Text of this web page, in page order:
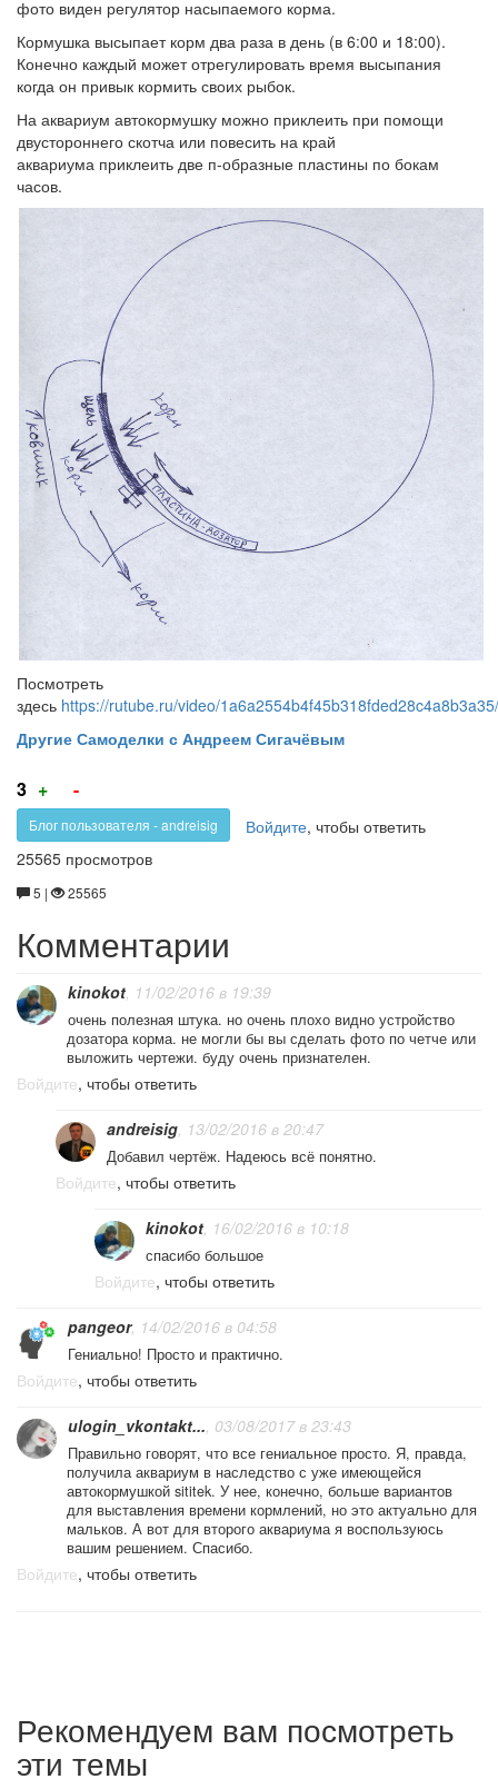
фото виден регулятор насыпаемого корма.
Кормушка высыпает корм два раза в день (в 6:00 и 18:00).
Конечно каждый может отрегулировать время высыпания
когда он привык кормить своих рыбок.
На аквариум автокормушку можно приклеить при помощи
двустороннего скотча или повесить на край
аквариума приклеить две п-образные пластины по бокам
часов.
Посмотреть
здесь https://rutube.ru/video/1a6a2554b4f45b318fded28c4a8b3a35/
Другие Самоделки с Андреем Сигачёвым
3 +
за!
-
против!
Блог пользователя - andreisig Войдите, чтобы ответить
25565 просмотров
5 | 25565
Комментарии
kinokot, 11/02/2016 в 19:39
очень полезная штука. но очень плохо видно устройство
дозатора корма. не могли бы вы сделать фото по четче или
выложить чертежи. буду очень признателен.
Войдите, чтобы ответить
andreisig, 13/02/2016 в 20:47
Добавил чертёж. Надеюсь всё понятно.
Войдите, чтобы ответить
kinokot, 16/02/2016 в 10:18
спасибо большое
Войдите, чтобы ответить
pangeor, 14/02/2016 в 04:58
Гениально! Просто и практично.
Войдите, чтобы ответить
ulogin_vkontakt..., 03/08/2017 в 23:43
Правильно говорят, что все гениальное просто. Я, правда,
получила аквариум в наследство с уже имеющейся
автокормушкой sititek. У нее, конечно, больше вариантов
для выставления времени кормлений, но это актуально для
мальков. А вот для второго аквариума я воспользуюсь
вашим решением. Спасибо.
Войдите, чтобы ответить
Рекомендуем вам посмотреть
эти темы